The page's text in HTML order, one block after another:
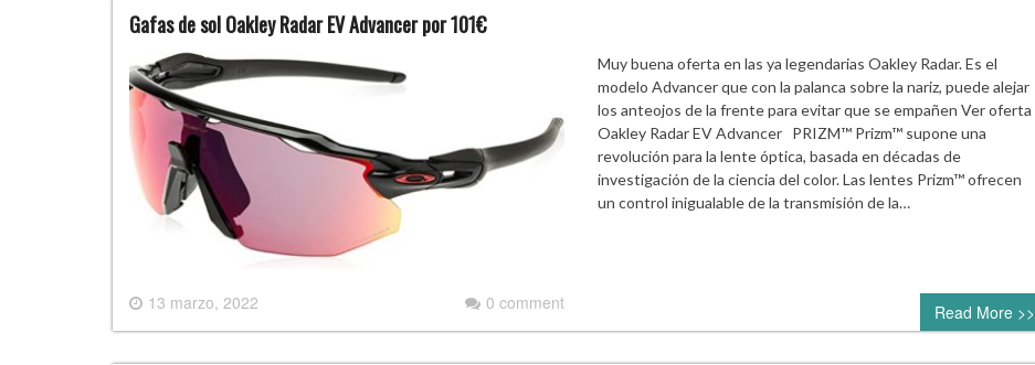
Gafas de sol Oakley Radar EV Advancer por 101€
13 marzo, 2022 0 comment
Muy buena oferta en las ya legendarias Oakley Radar. Es el
modelo Advancer que con la palanca sobre la nariz, puede alejar
los anteojos de la frente para evitar que se empañen Ver oferta
Oakley Radar EV Advancer PRIZM™ Prizm™ supone una
revolución para la lente óptica, basada en décadas de
investigación de la ciencia del color. Las lentes Prizm™ ofrecen
un control inigualable de la transmisión de la…
Read More >>